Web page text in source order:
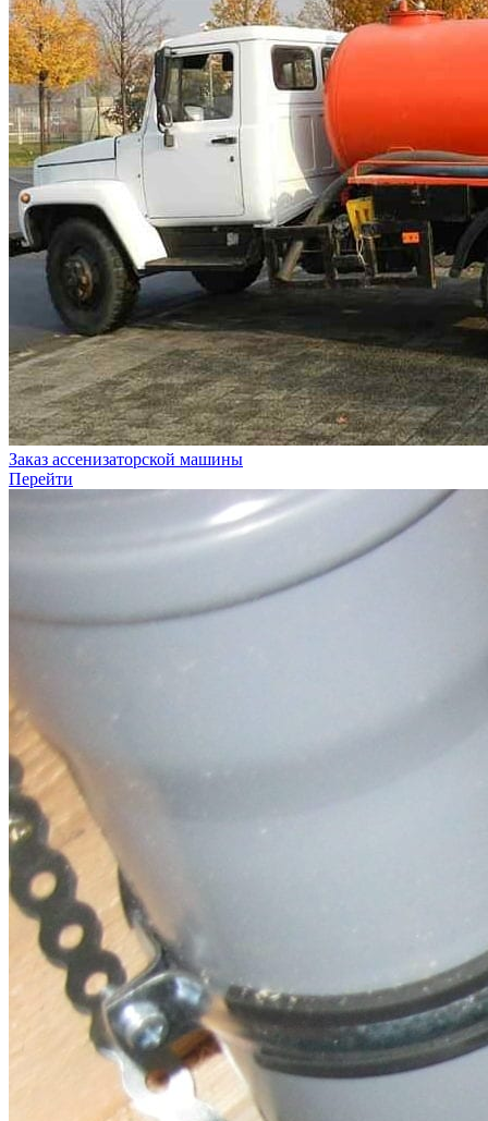
Заказ ассенизаторской машины
Перейти